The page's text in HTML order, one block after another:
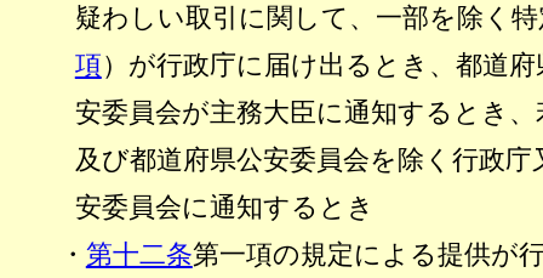
疑わしい取引に関して、一部を除く
項）が行政庁に届け出るとき、都道
安委員会が主務大臣に通知するとき
及び都道府県公安委員会を除く行政
安委員会に通知するとき
・ 第十二条第一項の規定による提供が